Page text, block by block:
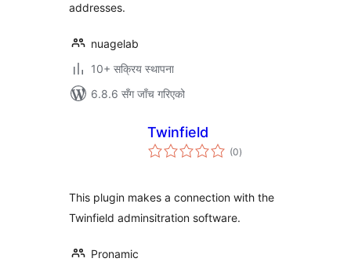
addresses.
nuagelab
10+ सक्रिय स्थापना
6.8.6 सँग जाँच गरिएको
Twinfield
(0कुल
रेटिङ्गहरू
)
This plugin makes a connection with the
Twinfield adminsitration software.
Pronamic